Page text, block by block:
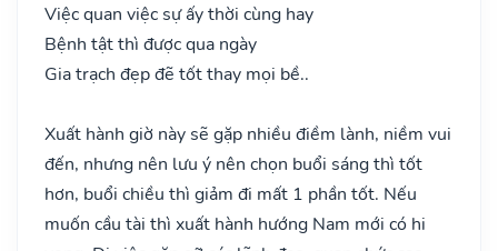
Việc quan việc sự ấy thời cùng hay
Bệnh tật thì được qua ngày
Gia trạch đẹp đẽ tốt thay mọi bề..
Xuất hành giờ này sẽ gặp nhiều điềm lành, niềm vui
đến, nhưng nên lưu ý nên chọn buổi sáng thì tốt
hơn, buổi chiều thì giảm đi mất 1 phần tốt. Nếu
muốn cầu tài thì xuất hành hướng Nam mới có hi